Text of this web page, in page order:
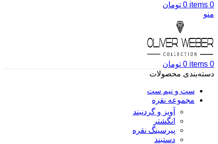
0
items
0 تومان
منو
0
items
0 تومان
دسته‌بندی محصولات
ست و نیم ست
مجموعه نقره
آویز و گردنبند
انگشتر
پیرسینگ نقره
دستبند